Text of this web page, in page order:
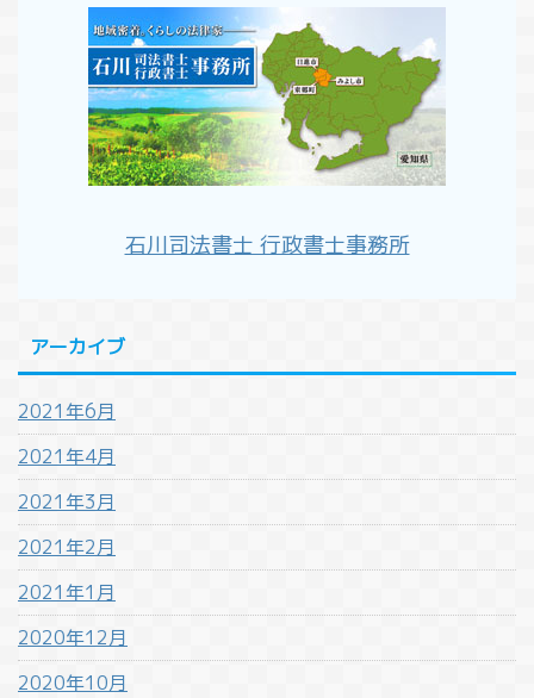
石川司法書士 行政書士事務所
アーカイブ
2021年6月
2021年4月
2021年3月
2021年2月
2021年1月
2020年12月
2020年10月